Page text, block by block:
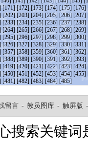
[171] [172] [173] [174] [175] [176]
[202] [203] [204] [205] [206] [207]
[233] [234] [235] [236] [237] [238]
[264] [265] [266] [267] [268] [269]
[295] [296] [297] [298] [299] [300]
[326] [327] [328] [329] [330] [331]
[357] [358] [359] [360] [361] [362]
[388] [389] [390] [391] [392] [393]
[419] [420] [421] [422] [423] [424]
[450] [451] [452] [453] [454] [455]
[481] [482] [483] [484] [485]
留言 - 教员图库 - 触屏版
搜索关键